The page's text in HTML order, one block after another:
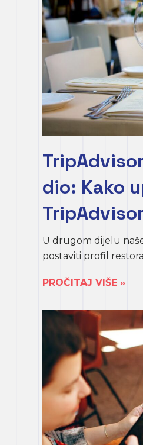
dio: Kako
U drugom dijelu
postaviti profil
PROČITAJ VIŠE »